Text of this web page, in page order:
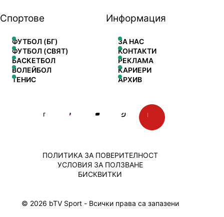
Спортове
ФУТБОЛ (БГ)
ФУТБОЛ (СВЯТ)
БАСКЕТБОЛ
ВОЛЕЙБОЛ
ТЕНИС
Информация
ЗА НАС
КОНТАКТИ
РЕКЛАМА
КАРИЕРИ
АРХИВ
© 2026 bTV Sport - Всички права са запазени
ПОЛИТИКА ЗА ПОВЕРИТЕЛНОСТ
УСЛОВИЯ ЗА ПОЛЗВАНЕ
БИСКВИТКИ